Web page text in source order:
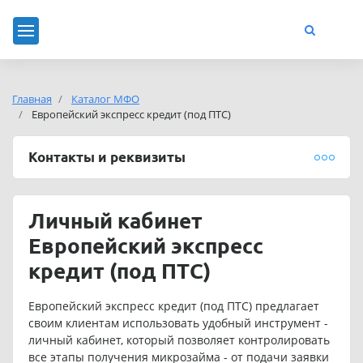
Главная
Каталог МФО
Европейский экспресс кредит (под ПТС)
Контакты и реквизиты
Личный кабинет
Европейский экспресс
кредит (под ПТС)
Европейский экспресс кредит (под ПТС) предлагает
своим клиентам использовать удобный инструмент -
личный кабинет, который позволяет контролировать
все этапы получения микрозайма - от подачи заявки